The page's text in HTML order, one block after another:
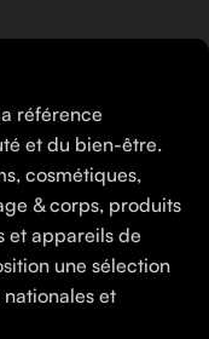
référence
et du bien-être.
cosmétiques,
& corps, produits
et appareils de
une sélection
et